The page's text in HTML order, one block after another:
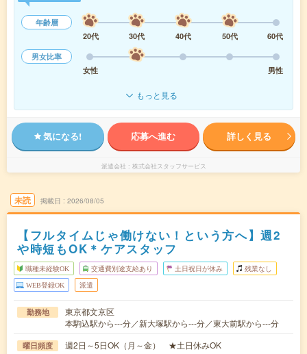
年齢層
20代
30代 40代 50代
60代
男女比率
女性
男性
もっと見る
気になる! 応募へ進む 詳しく見る
派遣会社 株式会社スタッフサービス
未読 掲載日 2026/08/05
【フルタイムじゃ働けない！という方へ】週2
や時短もOK＊ケアスタッフ
職種未経験OK 交通費別途支給あり 土日祝日が休み 残業なし
WEB登録OK 派遣
勤務地
東京都文京区
本駒込駅から---分／新大塚駅から---分／東大前駅から---分
曜日頻度 週2日～5日OK（月～金） ★土日休みOK